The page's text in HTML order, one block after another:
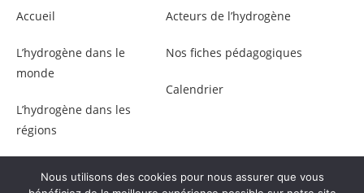
Accueil
L’hydrogène dans le
monde
L’hydrogène dans les
régions
Acteurs de l’hydrogène
Nos fiches pédagogiques
Calendrier
© Copyright –Communicaweb 2026
Nous utilisons des cookies pour nous assurer que vous